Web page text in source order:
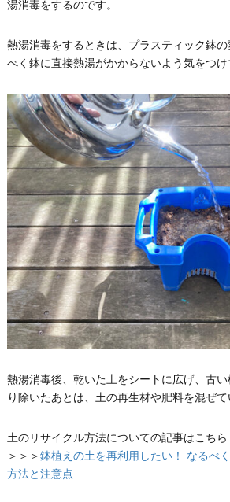
湯消毒をするのです。
熱湯消毒をするときは、プラスティック鉢
べく鉢に直接熱湯がかからないよう気をつけ
熱湯消毒後、乾いた土をシートに広げ、古
り除いたあとは、土の再生材や肥料を混ぜて
土のリサイクル方法についての記事はこちら
＞＞＞鉢植えの土を再利用したい！ なるべ
方法と注意点